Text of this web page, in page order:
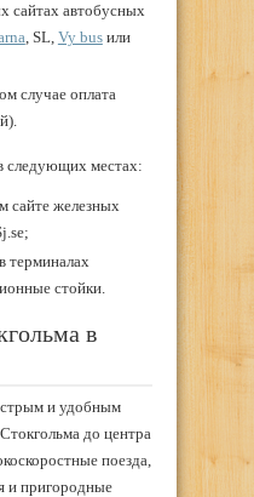
сайтах автобусных
, SL, Vy busили
случае оплата
следующих местах:
сайте железных
терминалах
стойки.
в
и удобным
до центра
поезда,
и пригородные